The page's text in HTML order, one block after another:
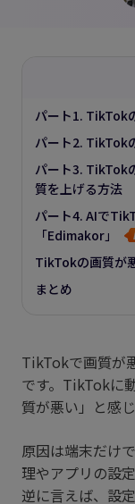
パート1. TikTok
パート2. TikTok
パート3. TikTok
質を上げる方法
パート4. AIで
「Edimakor」
TikTokの画質が
まとめ
TikTokで画質が
です。TikTokに
質が悪い」と感
原因は端末だけ
理やアプリの設
逆に言えば、設